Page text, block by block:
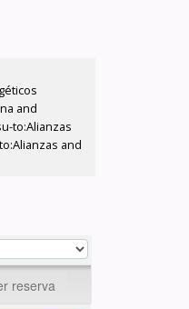
and
to:Alianzas
and
reserva